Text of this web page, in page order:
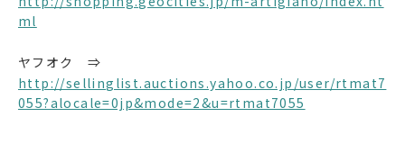
ml
ヤフオク ⇒
http://sellinglist.auctions.yahoo.co.jp/user/rtmat7
055?alocale=0jp&mode=2&u=rtmat7055